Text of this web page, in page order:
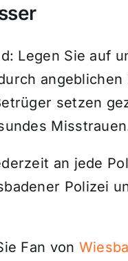
Legen Sie auf
setzen
an jede
Polizei
Fan von